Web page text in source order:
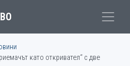
като откривател“ с две